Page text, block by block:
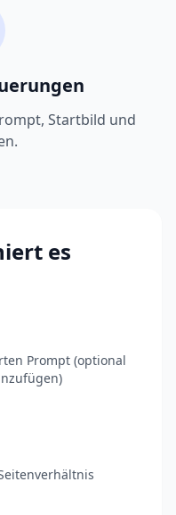
Startbild und
es
Prompt (optional